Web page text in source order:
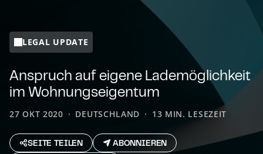
LEGAL UPDATE
Anspruch auf eigene La­de­mög­lich­keit
im Woh­nungs­ei­gen­tum
27 OKT 2020 DEUTSCHLAND 13 MIN. LESEZEIT
SEITE TEILEN
ABONNIEREN